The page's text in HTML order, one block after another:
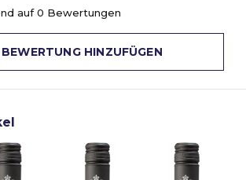
auf 0 Bewertungen
BEWERTUNG HINZUFÜGEN